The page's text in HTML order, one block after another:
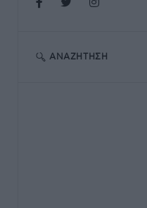
ΑΝΑΖΉΤΗΣΗ